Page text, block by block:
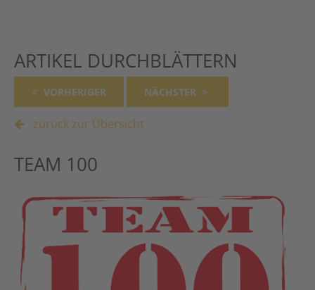
ARTIKEL DURCHBLÄTTERN
VORHERIGER NÄCHSTER
zurück zur Übersicht
TEAM 100